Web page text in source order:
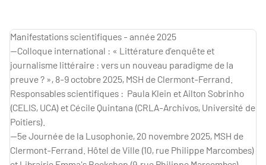
Manifestations scientifiques - année 2025
—Colloque international : « Littérature d’enquête et
journalisme littéraire : vers un nouveau paradigme de la
preuve ? », 8-9 octobre 2025, MSH de Clermont-Ferrand.
Responsables scientifiques : Paula Klein et Ailton Sobrinho
(CELIS, UCA) et Cécile Quintana (CRLA-Archivos, Université de
Poitiers).
—5e Journée de la Lusophonie, 20 novembre 2025, MSH de
Clermont-Ferrand. Hôtel de Ville (10, rue Philippe Marcombes)